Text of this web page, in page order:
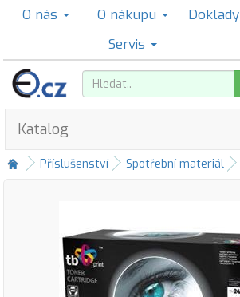
O nás O nákupu Doklady
Servis
Katalog
Příslušenství Spotřební materiál